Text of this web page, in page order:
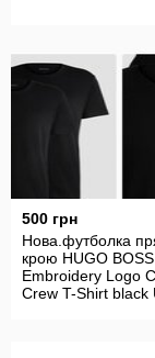
500 грн
Нова.футболка
крою HUGO BOSS
Embroidery Logo
Crew T-Shirt black